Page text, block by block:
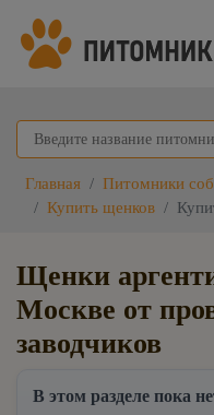
Главная Питомники
Купить щенков
Щенки
Москве от
заводчиков
В этом разделе пока